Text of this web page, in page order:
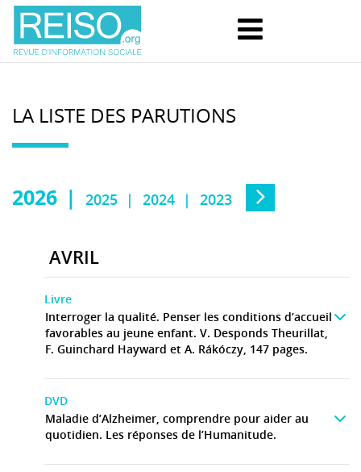
LA LISTE DES PARUTIONS
2026 2025 2024 2023
AVRIL
Livre
Interroger la qualité. Penser les conditions d’accueil
favorables au jeune enfant. V. Desponds Theurillat,
F. Guinchard Hayward et A. Rákóczy, 147 pages.
DVD
Maladie d’Alzheimer, comprendre pour aider au
quotidien. Les réponses de l’Humanitude.